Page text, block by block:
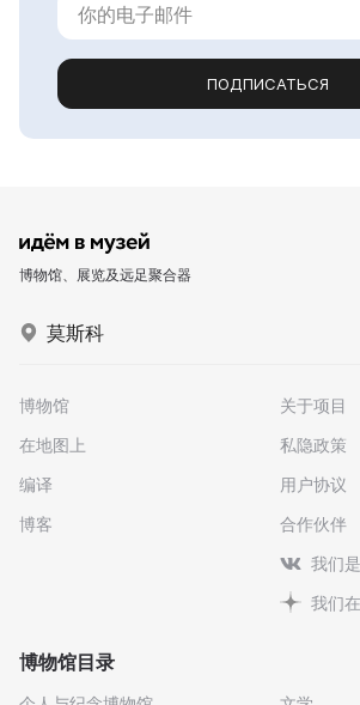
ПОДПИСАТЬСЯ
博物馆、展览及远足聚合器
莫斯科
博物馆
在地图上
编译
博客
关于项目
私隐政策
用户协议
合作伙伴
我们
我们
博物馆目录